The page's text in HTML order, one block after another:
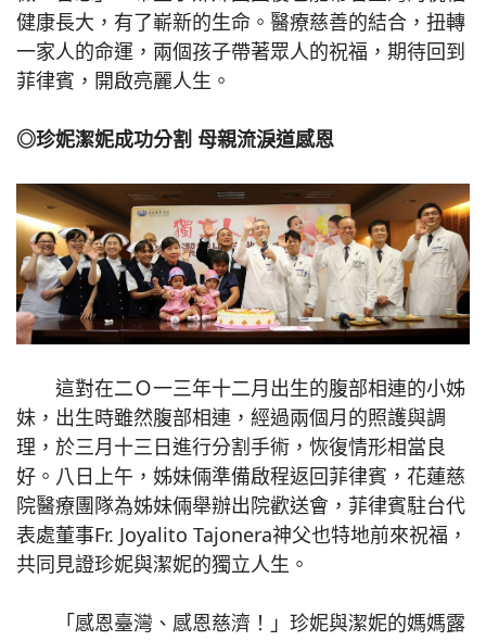
健康長大，有了嶄新的生命。醫療慈善的結合，扭轉
一家人的命運，兩個孩子帶著眾人的祝福，期待回到
菲律賓，開啟亮麗人生。
◎珍妮潔妮成功分割 母親流淚道感恩
這對在二Ｏ一三年十二月出生的腹部相連的小姊
妹，出生時雖然腹部相連，經過兩個月的照護與調
理，於三月十三日進行分割手術，恢復情形相當良
好。八日上午，姊妹倆準備啟程返回菲律賓，花蓮慈
院醫療團隊為姊妹倆舉辦出院歡送會，菲律賓駐台代
表處董事Fr. Joyalito Tajonera神父也特地前來祝福，
共同見證珍妮與潔妮的獨立人生。
「感恩臺灣、感恩慈濟！」珍妮與潔妮的媽媽露